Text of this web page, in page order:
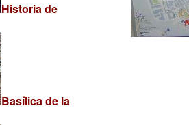
Historia de
Basílica de la